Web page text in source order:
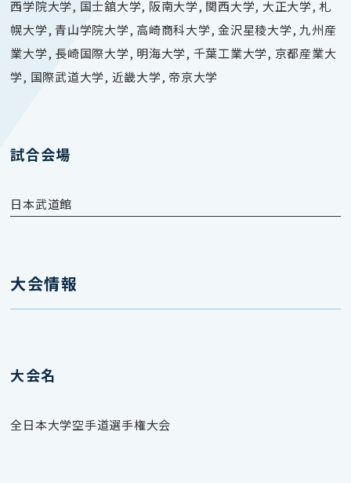
西学院大学, 国士舘大学, 阪南大学, 関西大学, 大正大学, 札
幌大学, 青山学院大学, 高崎商科大学, 金沢星稜大学, 九州産
業大学, 長崎国際大学, 明海大学, 千葉工業大学, 京都産業大
学, 国際武道大学, 近畿大学, 帝京大学
試合会場
日本武道館
大会情報
大会名
全日本大学空手道選手権大会